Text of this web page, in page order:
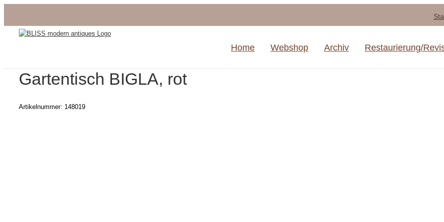
springen
Home Webshop Archiv Restaurierung/
Gartentisch BIGLA, rot
Artikelnummer: 148019